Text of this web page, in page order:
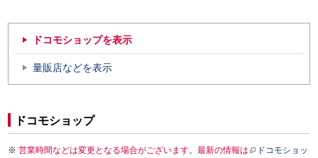
ドコモショップを表示
量販店などを表示
ドコモショップ
営業時間などは変更となる場合がございます。最新の情報は
ドコモショッ